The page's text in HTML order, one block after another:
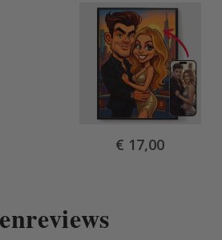
Special
Price
€ 17,00